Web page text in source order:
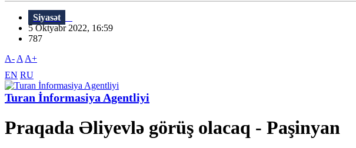
Siyasət
5 Oktyabr 2022, 16:59
787
A- A A+
EN RU
Turan İnformasiya Agentliyi
Praqada Əliyevlə görüş olacaq - Paşinyan